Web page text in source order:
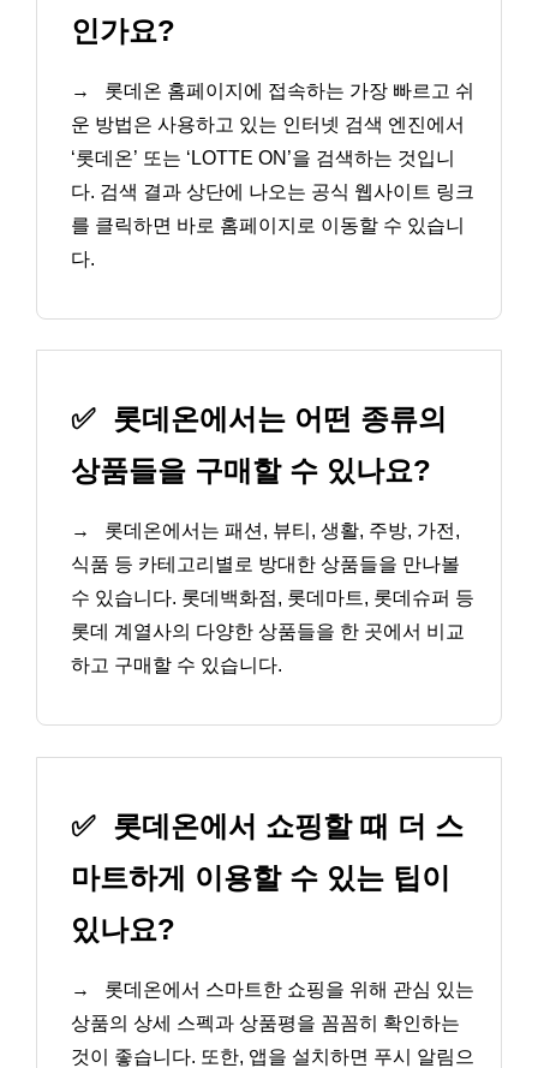
인가요?
→
롯데온 홈페이지에 접속하는 가장 빠르고 쉬
운 방법은 사용하고 있는 인터넷 검색 엔진에서
‘롯데온’ 또는 ‘LOTTE ON’을 검색하는 것입니
다. 검색 결과 상단에 나오는 공식 웹사이트 링크
를 클릭하면 바로 홈페이지로 이동할 수 있습니
다.
✅ 롯데온에서는 어떤 종류의
상품들을 구매할 수 있나요?
→
롯데온에서는 패션, 뷰티, 생활, 주방, 가전,
식품 등 카테고리별로 방대한 상품들을 만나볼
수 있습니다. 롯데백화점, 롯데마트, 롯데슈퍼 등
롯데 계열사의 다양한 상품들을 한 곳에서 비교
하고 구매할 수 있습니다.
✅ 롯데온에서 쇼핑할 때 더 스
마트하게 이용할 수 있는 팁이
있나요?
→
롯데온에서 스마트한 쇼핑을 위해 관심 있는
상품의 상세 스펙과 상품평을 꼼꼼히 확인하는
것이 좋습니다. 또한, 앱을 설치하면 푸시 알림으